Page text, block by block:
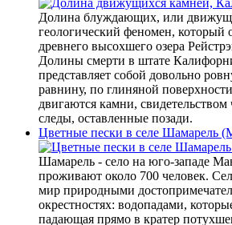
Долина блуждающих, или
геологический феномен, который
древнего высохшего озера
Долины смерти в штате
представляет собой довольно
равнину, по глиняной
двигаются камни,
следы, оставленные позади.
Цветные пески в селе Шамарель
Шамарель - село на юго-западе
проживают около 700 человек.
мир природными
окрестностях: водопадами,
падающая прямо в кратер